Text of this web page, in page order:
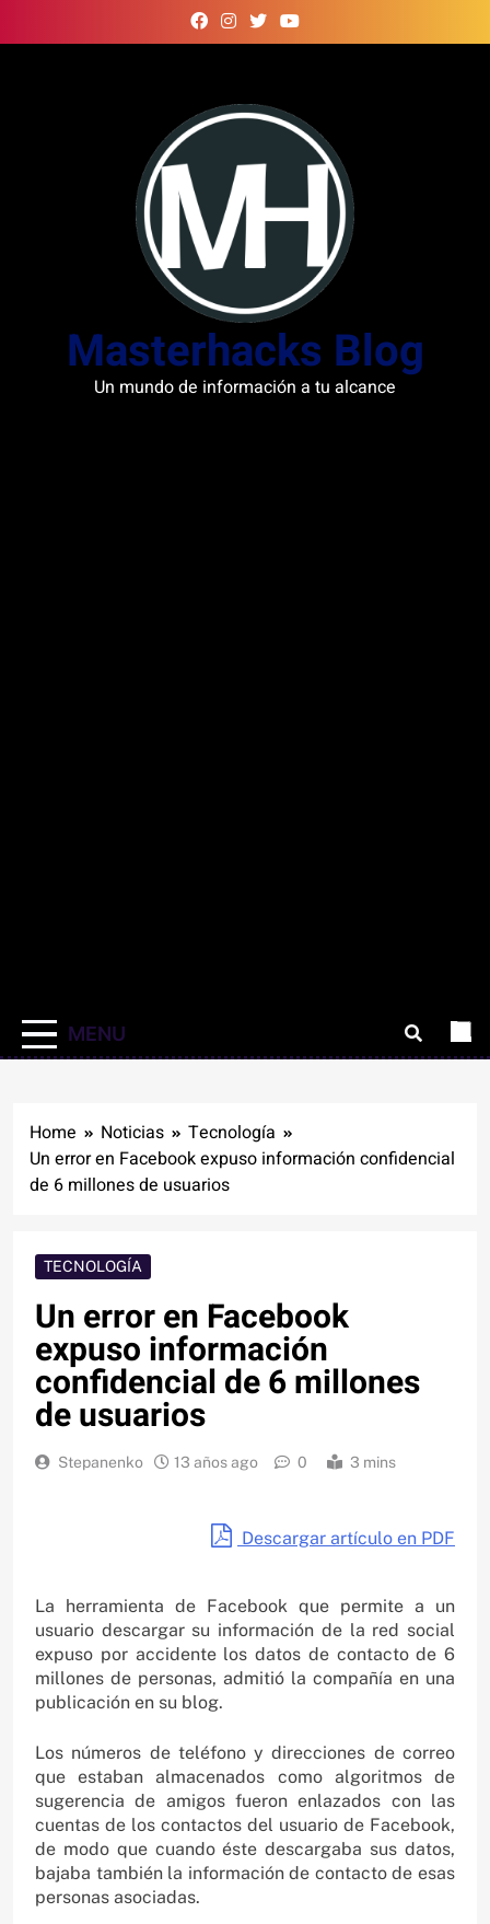
to
Masterhacks Blog
Un mundo de información a tu alcance
MENU
Home Noticias
Tecnología
Un error en Facebook expuso información confidencial
de 6 millones de usuarios
TECNOLOGÍA
Un error en Facebook
expuso información
confidencial de 6 millones
de usuarios
Stepanenko 13 años ago 0 3 mins
Descargar artículo en PDF
La herramienta de Facebook que permite a un
usuario descargar su información de la red social
expuso por accidente los datos de contacto de 6
millones de personas, admitió la compañía en una
publicación en su blog.
Los números de teléfono y direcciones de correo
que estaban almacenados como algoritmos de
sugerencia de amigos fueron enlazados con las
cuentas de los contactos del usuario de Facebook,
de modo que cuando éste descargaba sus datos,
bajaba también la información de contacto de esas
personas asociadas.